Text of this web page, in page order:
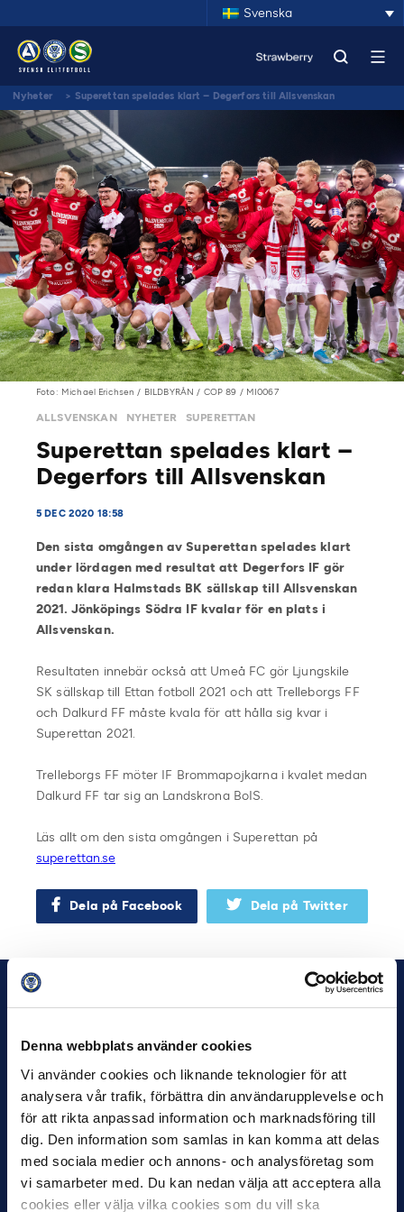
Denna webbplats använder cookies
Vi använder cookies och liknande teknologier för att
analysera vår trafik, förbättra din användarupplevelse och
för att rikta anpassad information och marknadsföring till
dig. Den information som samlas in kan komma att delas
med sociala medier och annons- och analysföretag som
vi samarbeter med. Du kan nedan välja att acceptera alla
cookies eller välja vilka cookies som du vill ska
Svenska
Nyheter > Superettan spelades klart – Degerfors till Allsvenskan
Foto: Michael Erichsen / BILDBYRÅN / COP 89 / MI0067
ALLSVENSKAN NYHETER SUPERETTAN
Superettan spelades klart –
Degerfors till Allsvenskan
5 DEC 2020 18:58
Den sista omgången av Superettan spelades klart
under lördagen med resultat att Degerfors IF gör
redan klara Halmstads BK sällskap till Allsvenskan
2021. Jönköpings Södra IF kvalar för en plats i
Allsvenskan.
Resultaten innebär också att Umeå FC gör Ljungskile
SK sällskap till Ettan fotboll 2021 och att Trelleborgs FF
och Dalkurd FF måste kvala för att hålla sig kvar i
Superettan 2021.
Trelleborgs FF möter IF Brommapojkarna i kvalet medan
Dalkurd FF tar sig an Landskrona BoIS.
Läs allt om den sista omgången i Superettan på
superettan.se
Dela på Facebook Dela på Twitter